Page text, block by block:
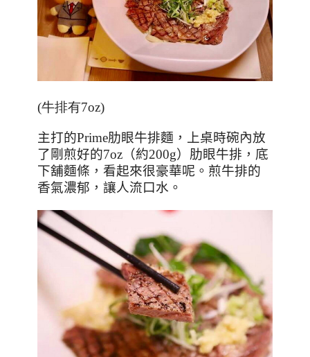
(牛排有7oz)
主打的Prime肋眼牛排麵，上桌時碗內放
了剛煎好的7oz （約200g）肋眼牛排，底
下舖麵條，看起來很豪華呢。煎牛排的
香氣濃郁，讓人流口水。